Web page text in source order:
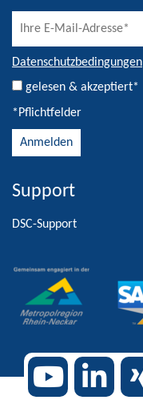
Datenschutzbedingungen
gelesen & akzeptiert*
*Pflichtfelder
Alternative:
Support
DSC-Support